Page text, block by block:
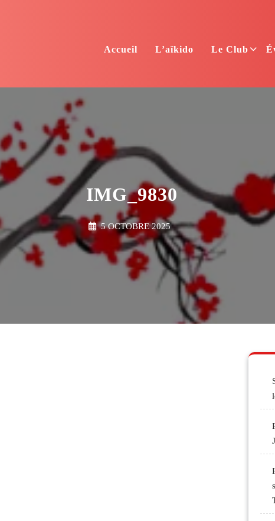
Accueil L’aïkido Le Club
IMG_9830
5 OCTOBRE 2025